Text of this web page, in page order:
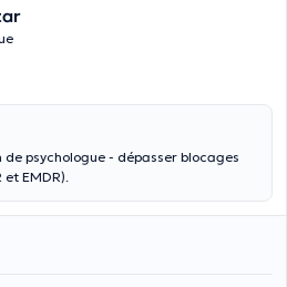
psychologue - dépasser blocages
EMDR).